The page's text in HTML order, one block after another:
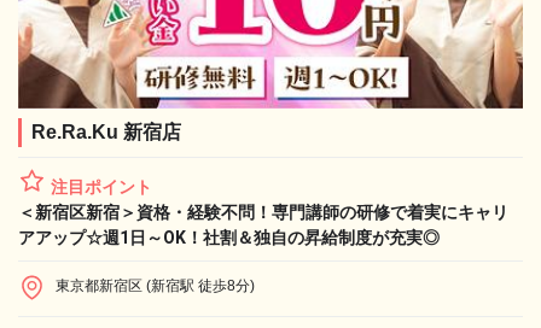
Re.Ra.Ku 新宿店
注目ポイント
＜新宿区新宿＞資格・経験不問！専門講師の研修で着実にキャリ
アアップ☆週1日～OK！社割＆独自の昇給制度が充実◎
東京都新宿区 (新宿駅 徒歩8分)